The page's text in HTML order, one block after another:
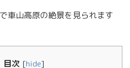
車山高原の絶景を見られます
目次 [hide]